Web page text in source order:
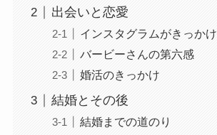
出会いと恋愛
インスタグラムがきっかけ
バービーさんの第六感
婚活のきっかけ
結婚とその後
結婚までの道のり